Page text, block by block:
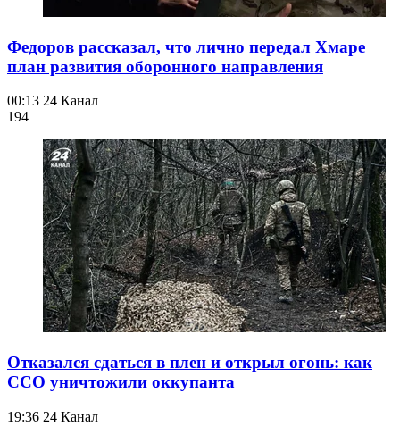
Федоров рассказал, что лично передал Хмаре
план развития оборонного направления
00:13 24 Канал
194
Отказался сдаться в плен и открыл огонь: как
ССО уничтожили оккупанта
19:36 24 Канал